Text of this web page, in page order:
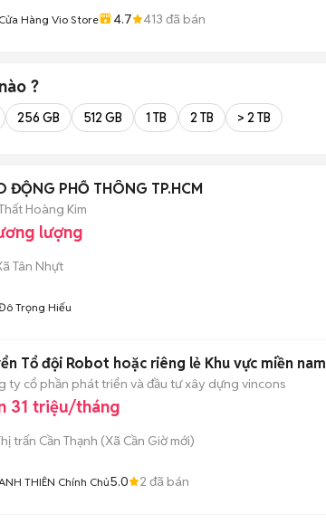
Cửa Hàng Vio Store 4.7 413 đã bán
nào ?
256 GB 512 GB 1 TB 2 TB > 2 TB
ĐỘNG PHỔ THÔNG TP.HCM
Hoàng Kim
lượng
Tân Nhựt
Trọng Hiếu
Tổ đội Robot hoặc riêng lẻ Khu vực miền nam
ty cổ phần phát triển và đầu tư xây dựng vincons
31 triệu/tháng
trấn Cần Thạnh (Xã Cần Giờmới)
THIÊN Chính Chủ5.0 2 đã bán